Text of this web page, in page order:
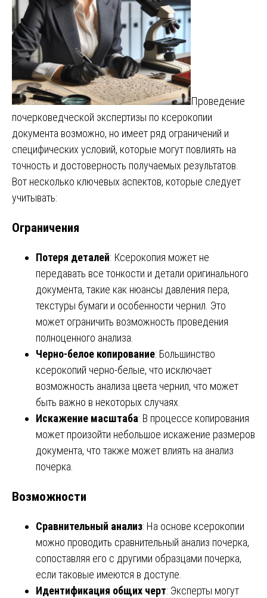
Проведение
почерковедческой экспертизы по ксерокопии
документа возможно, но имеет ряд ограничений и
специфических условий, которые могут повлиять на
точность и достоверность получаемых результатов.
Вот несколько ключевых аспектов, которые следует
учитывать:
Ограничения
Потеря деталей: Ксерокопия может не
передавать все тонкости и детали оригинального
документа, такие как нюансы давления пера,
текстуры бумаги и особенности чернил. Это
может ограничить возможность проведения
полноценного анализа.
Черно-белое копирование: Большинство
ксерокопий черно-белые, что исключает
возможность анализа цвета чернил, что может
быть важно в некоторых случаях.
Искажение масштаба: В процессе копирования
может произойти небольшое искажение размеров
документа, что также может влиять на анализ
почерка.
Возможности
Сравнительный анализ: На основе ксерокопии
можно проводить сравнительный анализ почерка,
сопоставляя его с другими образцами почерка,
если таковые имеются в доступе.
Идентификация общих черт: Эксперты могут